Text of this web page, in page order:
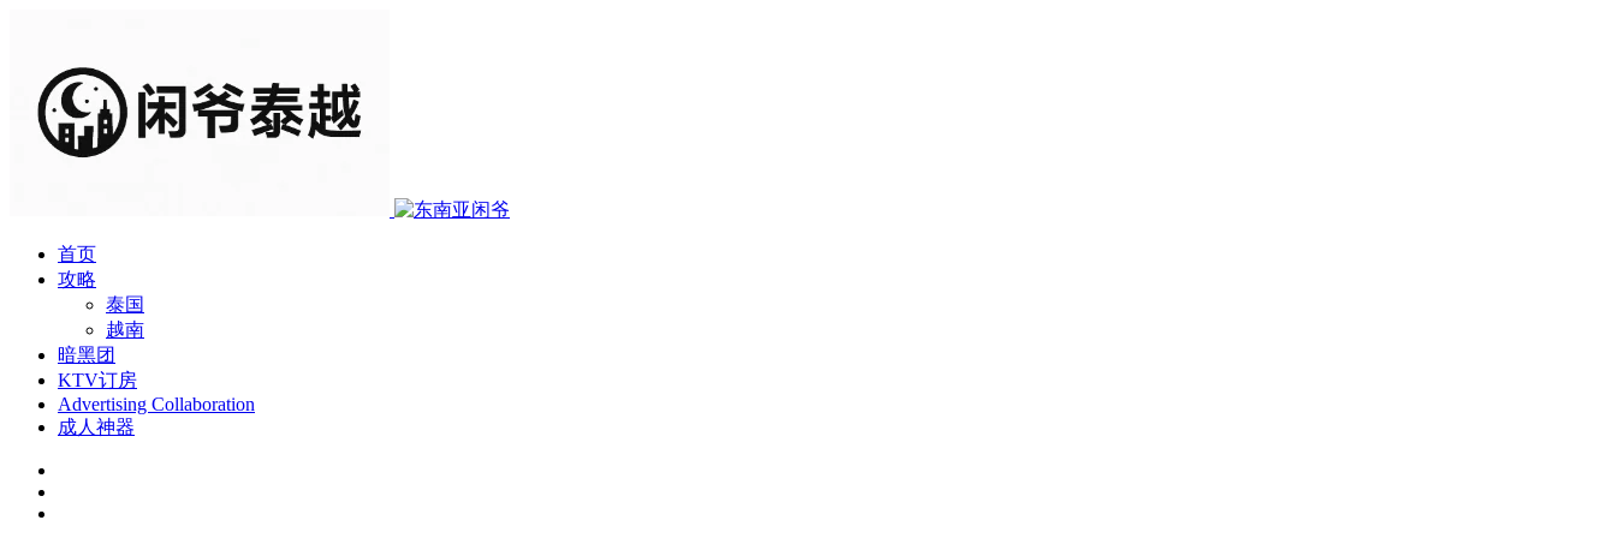
首页
攻略
泰国
越南
暗黑团
KTV订房
Advertising Collaboration
成人神器